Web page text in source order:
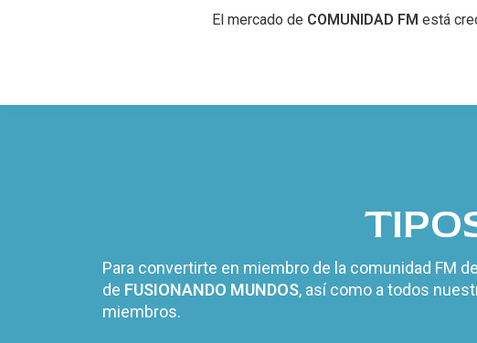
El mercado de COMUNIDAD FM está
Para convertirte en miembro de la comunidad FM
de FUSIONANDO MUNDOS, así como a todos
miembros.